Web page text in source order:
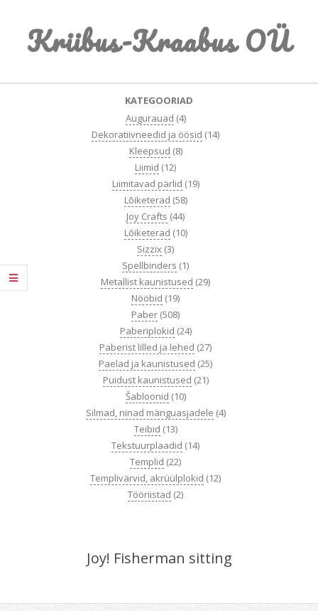
contentKriibus-Kraabus OÜ
KATEGOORIAD
Augurauad (4)
Dekoratiivneedid ja öösid (14)
Kleepsud (8)
Liimid (12)
Liimitavad pärlid (19)
Lõiketerad (58)
Joy Crafts (44)
Lõiketerad (10)
Sizzix (3)
Spellbinders (1)
Metallist kaunistused (29)
Nööbid (19)
Paber (508)
Paberiplokid (24)
Paberist lilled ja lehed (27)
Paelad ja kaunistused (25)
Puidust kaunistused (21)
Šabloonid (10)
Silmad, ninad mänguasjadele (4)
Teibid (13)
Tekstuurplaadid (14)
Templid (22)
Templivärvid, akrüülplokid (12)
Tööriistad (2)
Joy! Fisherman sitting